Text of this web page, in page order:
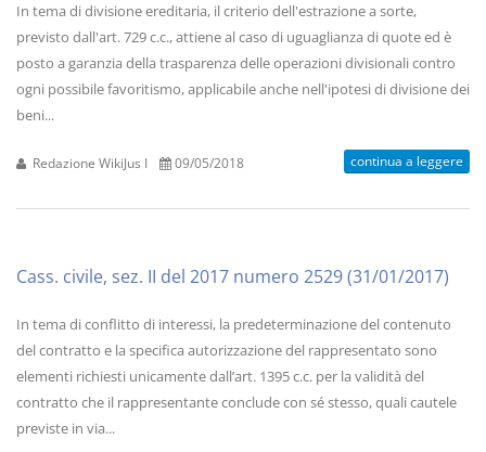
In tema di divisione ereditaria, il criterio dell'estrazione a sorte,
previsto dall'art. 729 c.c., attiene al caso di uguaglianza di quote ed è
posto a garanzia della trasparenza delle operazioni divisionali contro
ogni possibile favoritismo, applicabile anche nell'ipotesi di divisione dei
beni...
Redazione WikiJus I 09/05/2018 continua a leggere
Cass. civile, sez. II del 2017 numero 2529 (31/01/2017)
In tema di conflitto di interessi, la predeterminazione del contenuto
del contratto e la specifica autorizzazione del rappresentato sono
elementi richiesti unicamente dall’art. 1395 c.c. per la validità del
contratto che il rappresentante conclude con sé stesso, quali cautele
previste in via...